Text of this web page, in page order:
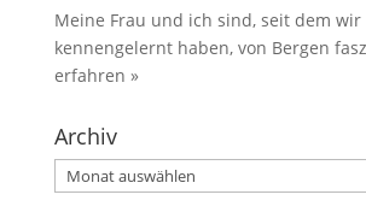
Meine Frau und ich sind, seit dem wir
kennengelernt haben, von Bergen
erfahren »
Archiv
Archiv